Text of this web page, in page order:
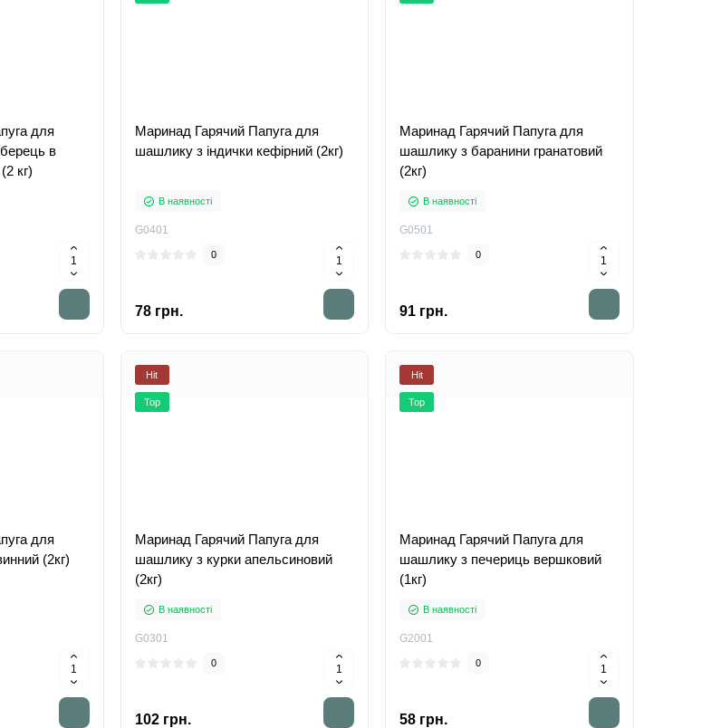
для
в
кг)
Маринад Гарячий Папуга для
шашлику з індички кефірний (2кг)
В наявності
G0401
0
78 грн.
Маринад Гарячий Папуга для
шашлику з баранини гранатовий
(2кг)
В наявності
G0501
0
91 грн.
для
(2кг)
Hit
Top
Маринад Гарячий Папуга для
шашлику з курки апельсиновий
(2кг)
В наявності
G0301
0
102 грн.
Hit
Top
Маринад Гарячий Папуга для
шашлику з печериць вершковий
(1кг)
В наявності
G2001
0
58 грн.